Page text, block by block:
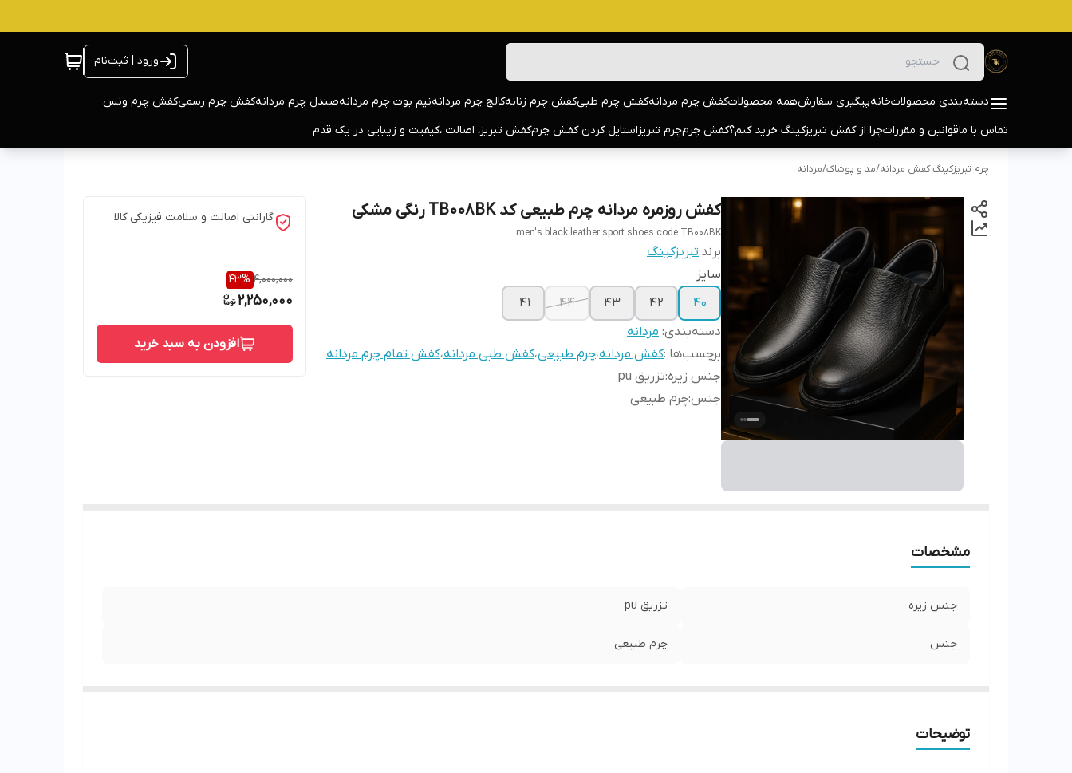
ورود | ثبت‌نام
دسته‌بندی محصولاتخانهپیگیری سفارشهمه محصولاتکفش چرم مردانهکفش چرم طبیکفش چرم زنانهکالج چرم مردانهنیم بوت چرم مردانهصندل چرم مردانهکفش چرم رسمیکفش چرم ونس
تماس با ماقوانین و مقرراتچرا از کفش تبریزکینگ خرید کنم؟کفش چرمچرم تبریزاستایل کردن کفش چرمکفش تبریز، اصالت ،کیفیت و زیبایی در یک قدم
چرم تبریزکینگ کفش مردانه/مد و پوشاک/مردانه
کفش روزمره مردانه چرم طبیعی کد TB008BK رنگی مشکی
men's black leather sport shoes code TB008BK
برند:تبریزکینگ
سایز
40
42
43
44
41
دسته‌بندی: مردانه
برچسب‌ها :کفش مردانه،چرم طبیعی،کفش طبی مردانه،کفش تمام چرم مردانه
جنس زیره:تزریق pu
جنس:چرم طبیعی
گارانتی اصالت و سلامت فیزیکی کالا
4,000,000
43%
2,250,000
افزودن به سبد خرید
مشخصات
جنس زیره تزریق pu
جنس چرم طبیعی
توضیحات